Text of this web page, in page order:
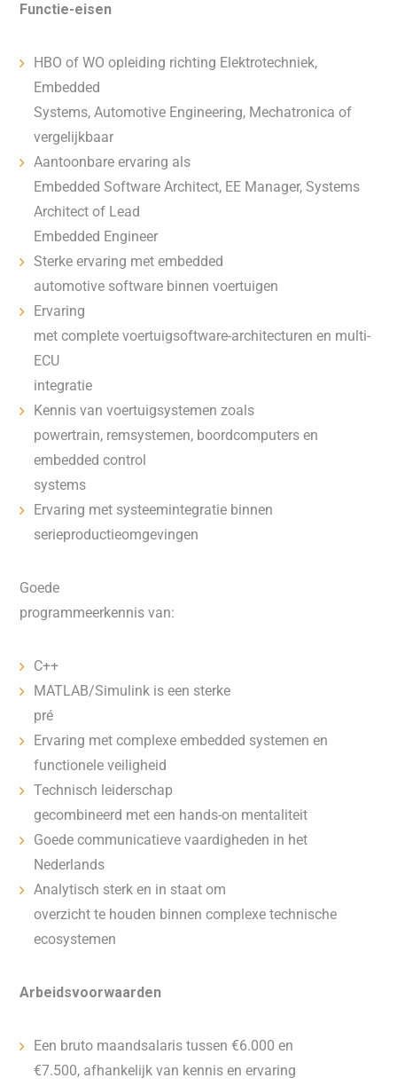
Functie-eisen
HBO of WO opleiding richting Elektrotechniek,
Embedded
Systems, Automotive Engineering, Mechatronica of
vergelijkbaar
Aantoonbare ervaring als
Embedded Software Architect, EE Manager, Systems
Architect of Lead
Embedded Engineer
Sterke ervaring met embedded
automotive software binnen voertuigen
Ervaring
met complete voertuigsoftware-architecturen en multi-
ECU
integratie
Kennis van voertuigsystemen zoals
powertrain, remsystemen, boordcomputers en
embedded control
systems
Ervaring met systeemintegratie binnen
serieproductieomgevingen
Goede
programmeerkennis van:
C++
MATLAB/Simulink is een sterke
pré
Ervaring met complexe embedded systemen en
functionele veiligheid
Technisch leiderschap
gecombineerd met een hands-on mentaliteit
Goede communicatieve vaardigheden in het
Nederlands
Analytisch sterk en in staat om
overzicht te houden binnen complexe technische
ecosystemen
Arbeidsvoorwaarden
Een bruto maandsalaris tussen €6.000 en
€7.500, afhankelijk van kennis en ervaring